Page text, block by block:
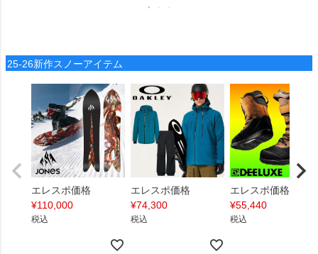
25-26新作スノーアイテム
エレスポ価格
¥110,000
税込
エレスポ価格
¥74,300
税込
エレスポ価格
¥55,440
税込